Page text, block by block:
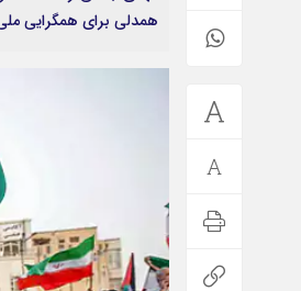
همدلی برای همگرایی